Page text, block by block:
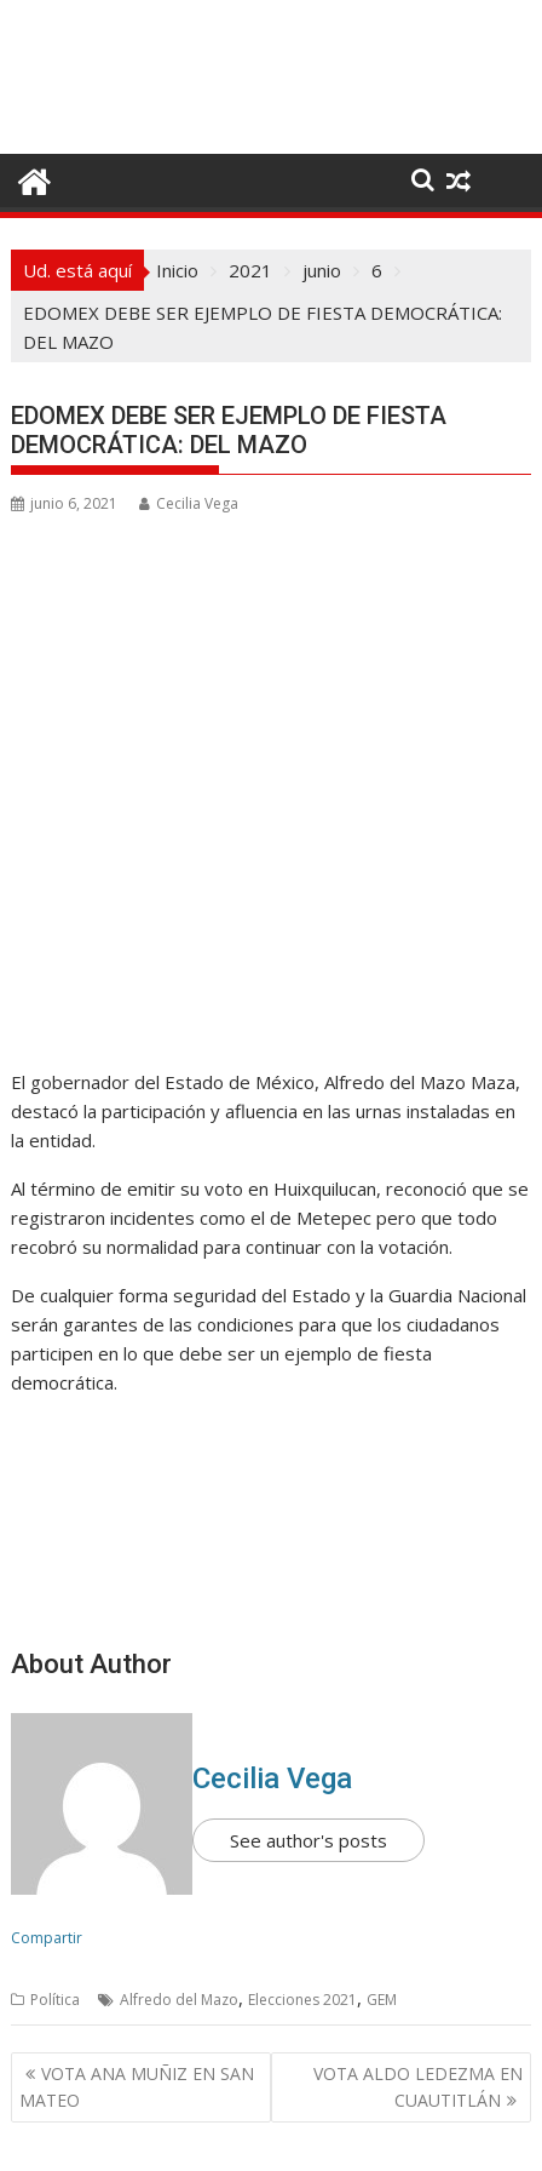
o
t
Ud. está aquí Inicio 2021 junio
6
EDOMEX DEBE SER EJEMPLO DE FIESTA DEMOCRÁTICA:
DEL MAZO
EDOMEX DEBE SER EJEMPLO DE FIESTA
DEMOCRÁTICA: DEL MAZO
junio 6, 2021 Cecilia Vega
El gobernador del Estado de México, Alfredo del Mazo Maza,
destacó la participación y afluencia en las urnas instaladas en
la entidad.
Al término de emitir su voto en Huixquilucan, reconoció que se
registraron incidentes como el de Metepec pero que todo
recobró su normalidad para continuar con la votación.
De cualquier forma seguridad del Estado y la Guardia Nacional
serán garantes de las condiciones para que los ciudadanos
participen en lo que debe ser un ejemplo de fiesta
democrática.
About Author
Cecilia Vega
See author's posts
Compartir
Política Alfredo del Mazo, Elecciones 2021 , GEM
N
a
v
VOTA ANA MUÑIZ EN SAN
MATEO
VOTA ALDO LEDEZMA EN
CUAUTITLÁN